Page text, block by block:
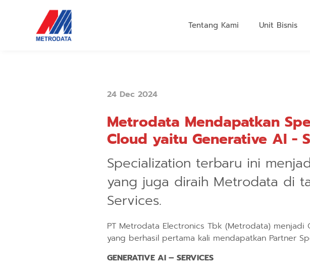
Tentang Kami Unit Bisnis
24 Dec 2024
Metrodata Mendapatkan
Cloud yaitu Generative AI -
Specialization terbaru ini
yang juga diraih Metrodata di
Services.
PT Metrodata Electronics Tbk (Metrodata)
yang berhasil pertama kali mendapatkan Partner
GENERATIVE AI – SERVICES